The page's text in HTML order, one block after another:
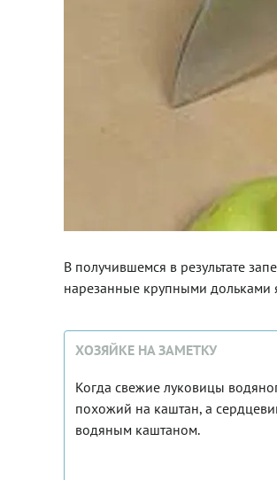
В получившемся в результате
нарезанные крупными дольками
ХОЗЯЙКЕ НА ЗАМЕТКУ
Когда свежие луковицы
похожий на каштан, а
водяным каштаном.